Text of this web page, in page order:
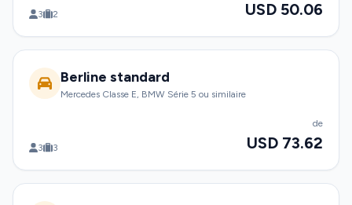
3 2 USD 50.06
Berline standard
Mercedes Classe E, BMW Série 5 ou similaire
3 3
de
USD 73.62